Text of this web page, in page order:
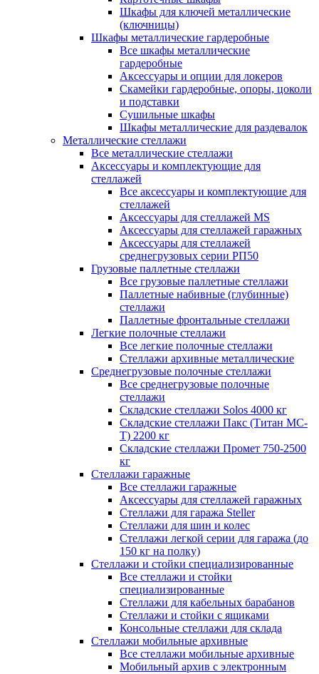
Шкафы для ключей металлические
(ключницы)
Шкафы металлические гардеробные
Все шкафы металлические
гардеробные
Аксессуары и опции для локеров
Скамейки гардеробные, опоры, цоколи
и подставки
Сушильные шкафы
Шкафы металлические для раздевалок
Металлические стеллажи
Все металлические стеллажи
Аксессуары и комплектующие для
стеллажей
Все аксессуары и комплектующие для
стеллажей
Аксессуары для стеллажей MS
Аксессуары для стеллажей гаражных
Аксессуары для стеллажей
среднегрузовых серии РП50
Грузовые паллетные стеллажи
Все грузовые паллетные стеллажи
Паллетные набивные (глубинные)
стеллажи
Паллетные фронтальные стеллажи
Легкие полочные стеллажи
Все легкие полочные стеллажи
Стеллажи архивные металлические
Среднегрузовые полочные стеллажи
Все среднегрузовые полочные
стеллажи
Складские стеллажи Solos 4000 кг
Складские стеллажи Пакс (Титан МС-
Т) 2200 кг
Складские стеллажи Промет 750-2500
кг
Стеллажи гаражные
Все стеллажи гаражные
Аксессуары для стеллажей гаражных
Стеллажи для гаража Steller
Стеллажи для шин и колес
Стеллажи легкой серии для гаража (до
150 кг на полку)
Стеллажи и стойки специализированные
Все стеллажи и стойки
специализированные
Стеллажи для кабельных барабанов
Стеллажи и стойки с ящиками
Консольные стеллажи для склада
Стеллажи мобильные архивные
Все стеллажи мобильные архивные
Мобильный архив с электронным